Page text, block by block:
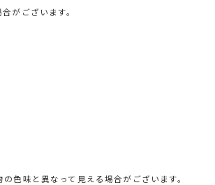
がございます。
色味と異なって見える場合がございます。